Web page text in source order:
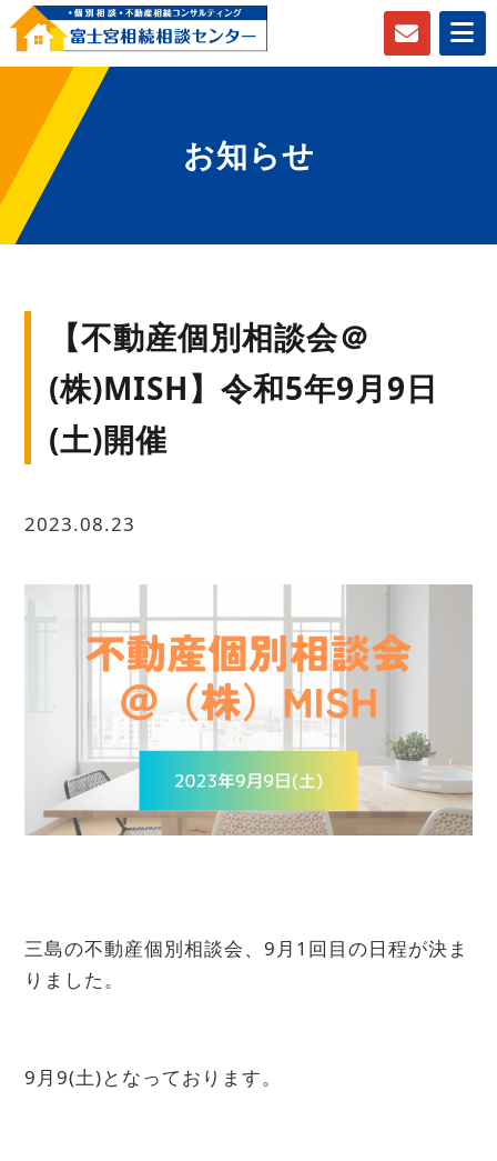
お知らせ
【不動産個別相談会＠
(株)MISH】令和5年9月9日
(土)開催
2023.08.23
三島の不動産個別相談会、9月1回目の日程が決ま
りました。
9月9(土)となっております。